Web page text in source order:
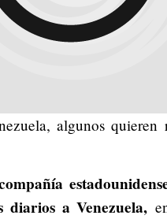
algunos
diarios a Venezuela,